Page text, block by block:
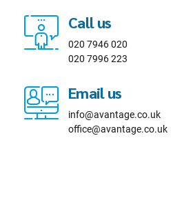
Call us
020 7946 020
020 7996 223
Email us
info@avantage.co.uk
office@avantage.co.uk